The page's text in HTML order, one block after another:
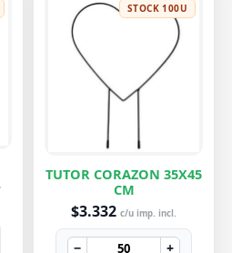
STOCK 100U
TUTOR CORAZON 35X45
CM
$3.332 c/u imp. incl.
− +